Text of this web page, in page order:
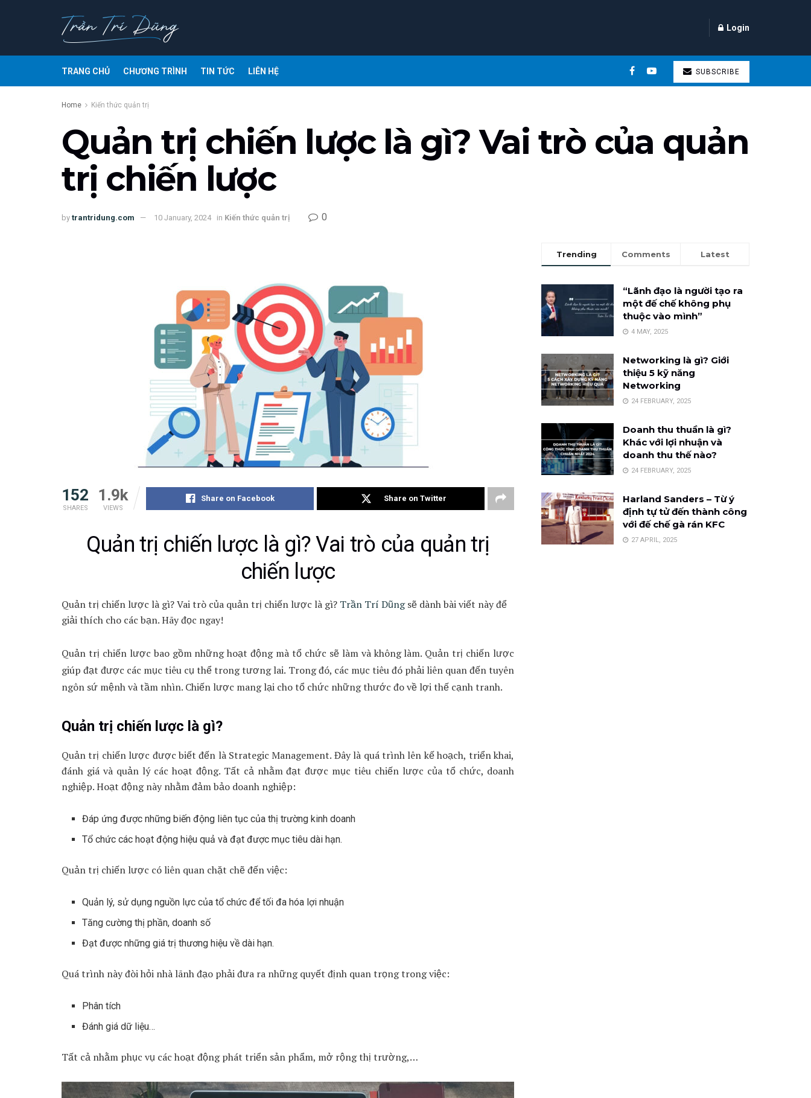
Login
TRANG CHỦ CHƯƠNG TRÌNH TIN TỨC LIÊN HỆ SUBSCRIBE
Home Kiến thức quản trị
Quản trị chiến lược là gì? Vai trò của quản
trị chiến lược
by trantridung.com 10 January, 2024 in Kiến thức quản trị 0
152
SHARES
1.9k
VIEWS
Share on Facebook Share on Twitter
Quản trị chiến lược là gì? Vai trò của quản trị
chiến lược
Quản trị chiến lược là gì? Vai trò của quản trị chiến lược là gì? Trần Trí Dũngsẽ dành bài viết này để
giải thích cho các bạn. Hãy đọc ngay!
Quản trị chiến lược bao gồm những hoạt động mà tổ chức sẽ làm và không làm. Quản trị chiến lược
giúp đạt được các mục tiêu cụ thể trong tương lai. Trong đó, các mục tiêu đó phải liên quan đến tuyên
ngôn sứ mệnh và tầm nhìn. Chiến lược mang lại cho tổ chức những thước đo về lợi thế cạnh tranh.
Quản trị chiến lược là gì?
Quản trị chiến lược được biết đến là Strategic Management. Đây là quá trình lên kế hoạch, triển khai,
đánh giá và quản lý các hoạt động. Tất cả nhằm đạt được mục tiêu chiến lược của tổ chức, doanh
nghiệp. Hoạt động này nhằm đảm bảo doanh nghiệp:
Đáp ứng được những biến động liên tục của thị trường kinh doanh
Tổ chức các hoạt động hiệu quả và đạt được mục tiêu dài hạn.
Quản trị chiến lược có liên quan chặt chẽ đến việc:
Quản lý, sử dụng nguồn lực của tổ chức để tối đa hóa lợi nhuận
Tăng cường thị phần, doanh số
Đạt được những giá trị thương hiệu về dài hạn.
Quá trình này đòi hỏi nhà lãnh đạo phải đưa ra những quyết định quan trọng trong việc:
Phân tích
Đánh giá dữ liệu…
Tất cả nhằm phục vụ các hoạt động phát triển sản phẩm, mở rộng thị trường,…
Trending Comments Latest
“Lãnh đạo là người tạo ra
một đế chế không phụ
thuộc vào mình”
4 MAY, 2025
Networking là gì? Giới
thiệu 5 kỹ năng
Networking
24 FEBRUARY, 2025
Doanh thu thuần là gì?
Khác với lợi nhuận và
doanh thu thế nào?
24 FEBRUARY, 2025
Harland Sanders – Từ ý
định tự tử đến thành công
với đế chế gà rán KFC
27 APRIL, 2025